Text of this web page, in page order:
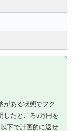
がある状態でフク
したところ5万円を
下で計画的に返せ